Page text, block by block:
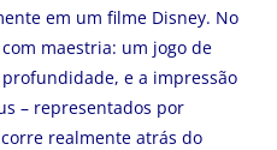
em um filme Disney. No
maestria: um jogo de
e a impressão
– representados por
realmente atrás do